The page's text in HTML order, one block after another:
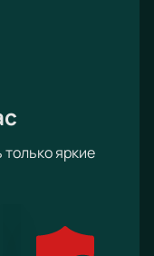
всех
зрителя.
тебя в
а также
последнего
яркие